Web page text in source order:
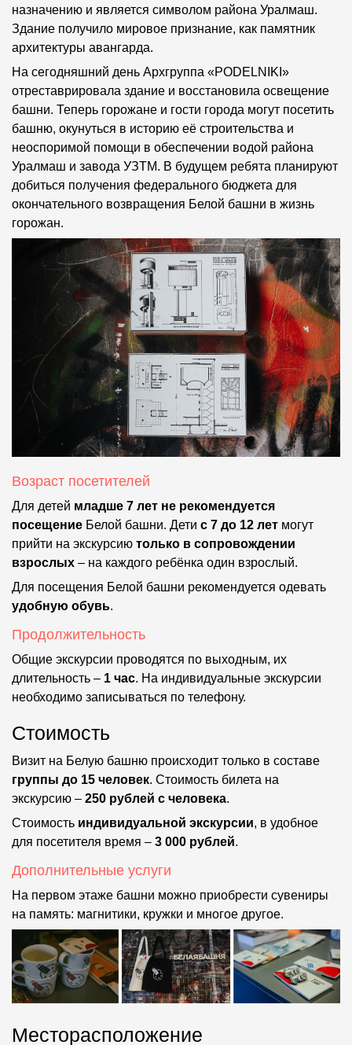
назначению и является символом района Уралмаш.
Здание получило мировое признание, как памятник
архитектуры авангарда.
На сегодняшний день Архгруппа «PODELNIKI»
отреставрировала здание и восстановила освещение
башни. Теперь горожане и гости города могут посетить
башню, окунуться в историю её строительства и
неоспоримой помощи в обеспечении водой района
Уралмаш и завода УЗТМ. В будущем ребята планируют
добиться получения федерального бюджета для
окончательного возвращения Белой башни в жизнь
горожан.
Возраст посетителей
Для детей младше 7 лет не рекомендуется
посещение Белой башни. Дети с 7 до 12 лет могут
прийти на экскурсию только в сопровождении
взрослых – на каждого ребёнка один взрослый.
Для посещения Белой башни рекомендуется одевать
удобную обувь.
Продолжительность
Общие экскурсии проводятся по выходным, их
длительность – 1 час. На индивидуальные экскурсии
необходимо записываться по телефону.
Стоимость
Визит на Белую башню происходит только в составе
группы до 15 человек. Стоимость билета на
экскурсию – 250 рублей с человека.
Стоимость индивидуальной экскурсии, в удобное
для посетителя время – 3 000 рублей.
Дополнительные услуги
На первом этаже башни можно приобрести сувениры
на память: магнитики, кружки и многое другое.
Месторасположение